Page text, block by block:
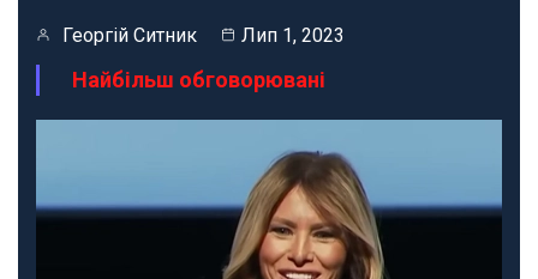
Георгій Ситник Лип 1, 2023
Найбільш обговорювані